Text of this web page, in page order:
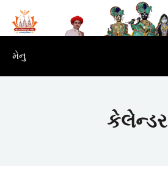
મેનુ
કેલેન્ડર